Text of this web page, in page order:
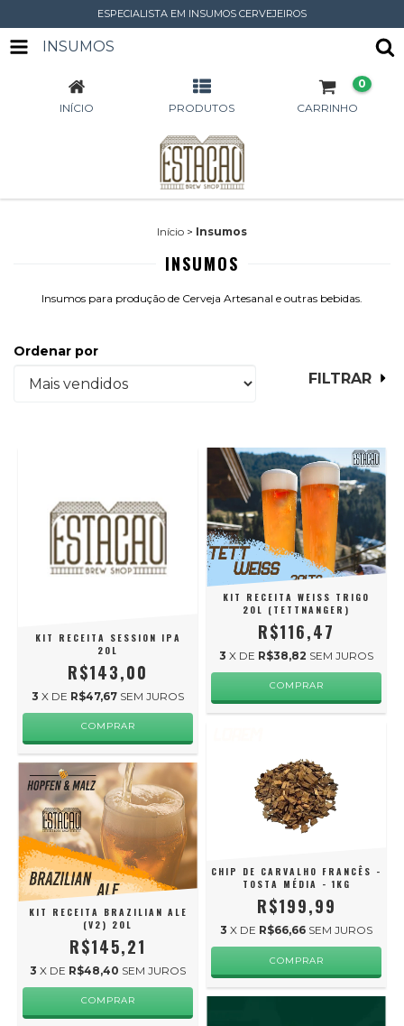
ESPECIALISTA EM INSUMOS CERVEJEIROS
INSUMOS
INÍCIO PRODUTOS CARRINHO
0
Início > Insumos
INSUMOS
Insumos para produção de Cerveja Artesanal e outras bebidas.
Ordenar por
FILTRAR
KIT RECEITA SESSION IPA
20L
R$143,00
3 X DE R$47,67 SEM JUROS
COMPRAR
KIT RECEITA WEISS TRIGO
20L (TETTNANGER)
R$116,47
3 X DE R$38,82 SEM JUROS
COMPRAR
KIT RECEITA BRAZILIAN ALE
(V2) 20L
R$145,21
3 X DE R$48,40 SEM JUROS
COMPRAR
CHIP DE CARVALHO FRANCÊS -
TOSTA MÉDIA - 1KG
R$199,99
3 X DE R$66,66 SEM JUROS